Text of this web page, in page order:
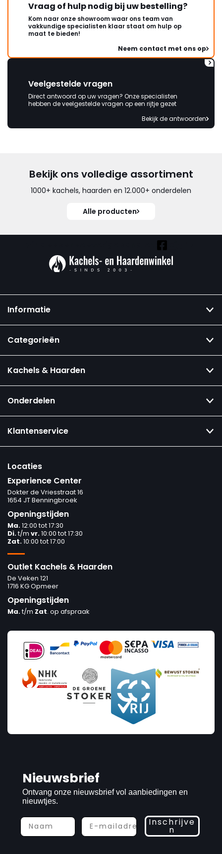
Vraag of hulp nodig bij uw bestelling?
Kom naar onze showroom waar ons team van
vakkundige specialisten klaar staat om hulp op
maat te bieden!
Neem contact met ons op
Veelgestelde vragen
Direct antwoord op uw vragen? Onze specialisten
hebben de veelgestelde vragen op een rijtje gezet
Bekijk de antwoorden
Bekijk ons volledige assortiment
1000+ kachels, haarden en 12.000+ onderdelen
Alle producten
Informatie
Categorieën
Kachels & Haarden
Onderdelen
Klantenservice
Locaties
Experience Center
Dokter de Vriesstraat 16
1654 JT Benningbroek
Openingstijden
Ma.12:00 tot 17:30
Di.t/m vr.10:00 tot 17:30
Zat.10:00 tot 17:00
Outlet Kachels & Haarden
De Veken 121
1716 KG Opmeer
Openingstijden
Ma.t/m Zat. op afspraak
Nieuwsbrief
Ontvang onze nieuwsbrief vol aanbiedingen en
nieuwtjes.
Inschrijve
n